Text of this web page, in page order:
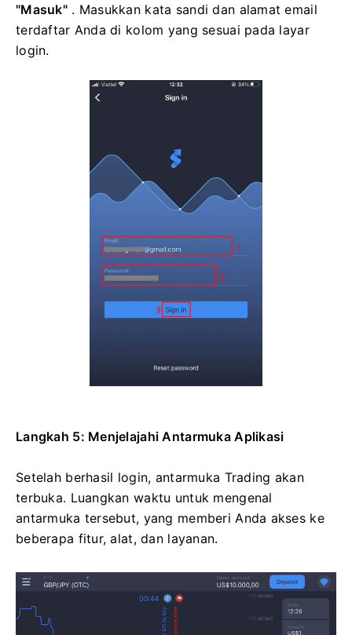
"Masuk". Masukkan kata sandi dan alamat email
terdaftar Anda di kolom yang sesuai pada layar
login.
Langkah 5: Menjelajahi Antarmuka Aplikasi
Setelah berhasil login, antarmuka Trading akan
terbuka. Luangkan waktu untuk mengenal
antarmuka tersebut, yang memberi Anda akses ke
beberapa fitur, alat, dan layanan.